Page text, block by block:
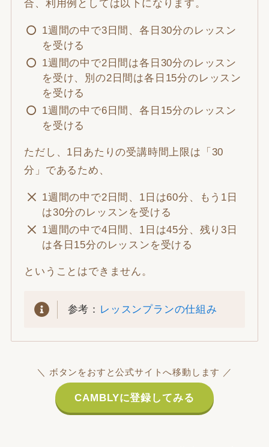
合、利用例としては以下になります。
1週間の中で3日間、各日30分のレッスン
を受ける
1週間の中で2日間は各日30分のレッスン
を受け、別の2日間は各日15分のレッスン
を受ける
1週間の中で6日間、各日15分のレッスン
を受ける
ただし、1日あたりの受講時間上限は「30
分」であるため、
1週間の中で2日間、1日は60分、もう1日
は30分のレッスンを受ける
1週間の中で4日間、1日は45分、残り3日
は各日15分のレッスンを受ける
ということはできません。
参考： レッスンプランの仕組み
＼ ボタンをおすと公式サイトへ移動します ／
CAMBLYに登録してみる